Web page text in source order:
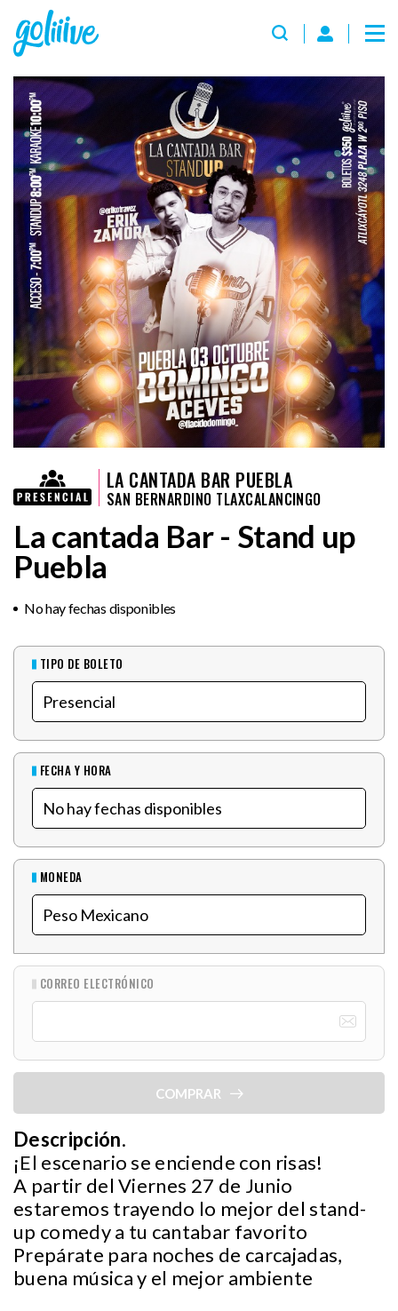
LA CANTADA BAR PUEBLA
SAN BERNARDINO TLAXCALANCINGO
La cantada Bar - Stand up
Puebla
No hay fechas disponibles
TIPO DE BOLETO
FECHA Y HORA
MONEDA
CORREO ELECTRÓNICO
COMPRAR
Descripción.
¡El escenario se enciende con risas!
A partir del Viernes 27 de Junio
estaremos trayendo lo mejor del stand-
up comedy a tu cantabar favorito
Prepárate para noches de carcajadas,
buena música y el mejor ambiente